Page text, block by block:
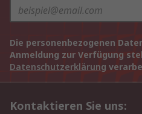
Die personenbezogenen
Anmeldung zur Verfügung
Datenschutzerklärung
Kontaktieren Sie uns: